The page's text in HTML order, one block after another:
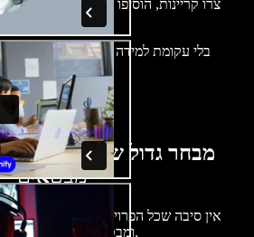
צרו קריינות, הוסיפו תמונות ללא זכויות,
בלי עקומת למידה – הכול זמין בדפדפן.
מבחר גדול של קולות נשים
מבטאים
אין סיבה שכל הפרויקטים יישמעו אותו
ומבטאים של בינה מלאכותית והתאימו אותם אליכם.